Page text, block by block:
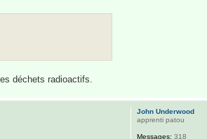
déchets radioactifs.
John Underwood
apprenti patou
Messages: 318